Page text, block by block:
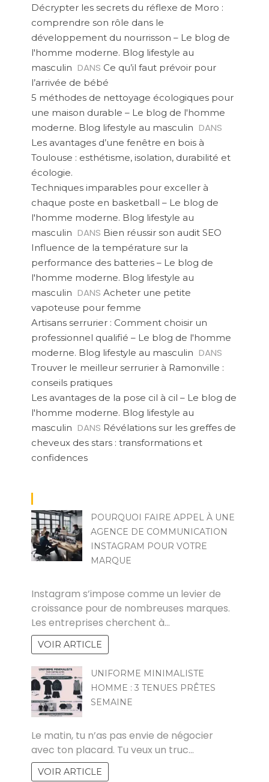
Décrypter les secrets du réflexe de Moro :
comprendre son rôle dans le
développement du nourrisson – Le blog de
l'homme moderne. Blog lifestyle au
masculin DANS Ce qu’il faut prévoir pour
l’arrivée de bébé
5 méthodes de nettoyage écologiques pour
une maison durable – Le blog de l'homme
moderne. Blog lifestyle au masculin DANS
Les avantages d’une fenêtre en bois à
Toulouse : esthétisme, isolation, durabilité et
écologie.
Techniques imparables pour exceller à
chaque poste en basketball – Le blog de
l'homme moderne. Blog lifestyle au
masculin DANS Bien réussir son audit SEO
Influence de la température sur la
performance des batteries – Le blog de
l'homme moderne. Blog lifestyle au
masculin DANS Acheter une petite
vapoteuse pour femme
Artisans serrurier : Comment choisir un
professionnel qualifié – Le blog de l'homme
moderne. Blog lifestyle au masculin DANS
Trouver le meilleur serrurier à Ramonville :
conseils pratiques
Les avantages de la pose cil à cil – Le blog de
l'homme moderne. Blog lifestyle au
masculin DANS Révélations sur les greffes de
cheveux des stars : transformations et
confidences
POURQUOI FAIRE APPEL À UNE
AGENCE DE COMMUNICATION
INSTAGRAM POUR VOTRE
MARQUE
Instagram s’impose comme un levier de
croissance pour de nombreuses marques.
Les entreprises cherchent à…
VOIR ARTICLE
UNIFORME MINIMALISTE
HOMME : 3 TENUES PRÊTES
SEMAINE
Le matin, tu n’as pas envie de négocier
avec ton placard. Tu veux un truc…
VOIR ARTICLE